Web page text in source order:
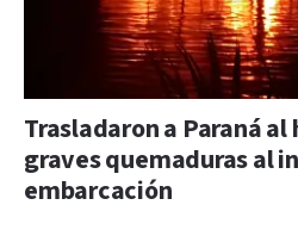
Trasladaron a Paraná
graves quemaduras al
embarcación